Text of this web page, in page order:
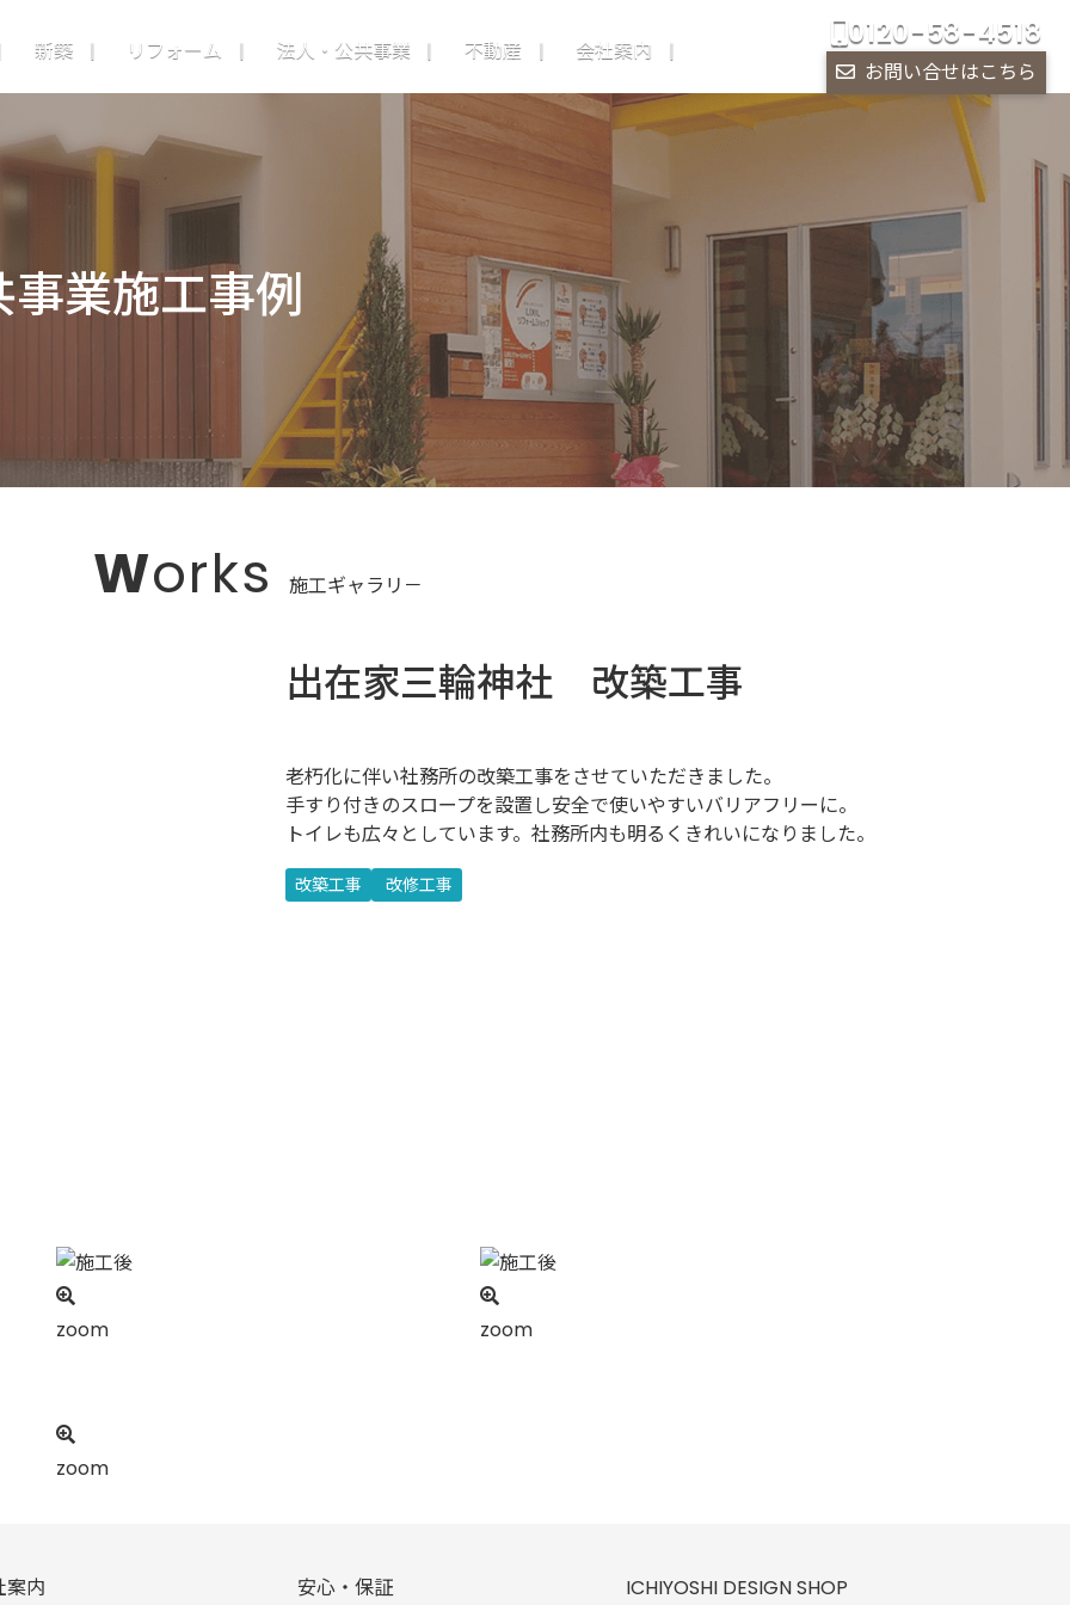
新築 リフォーム 法人・公共事業 不動産 会社案内 0120-58-4518
お問い合せはこちら
業施工事例
Works
出在家三輪神社 改築工事
老朽化に伴い社務所の改築工事をさせていただきました。
手すり付きのスロープを設置し安全で使いやすいバリアフリーに。
トイレも広々としています。社務所内も明るくきれいになりました。
改築工事 改修工事
zoom zoom
zoom
案内 安心・保証 ICHIYOSHI DESIGN SHOP